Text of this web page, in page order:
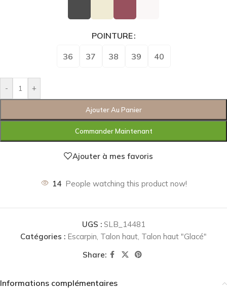
POINTURE
36 37 38 39 40
- +
Ajouter Au Panier
Commander Maintenant
Ajouter à mes favoris
14 People watching this product now!
UGS : SLB_14481
Catégories : Escarpin, Talon haut, Talon haut "Glacé"
Share:
Informations complémentaires